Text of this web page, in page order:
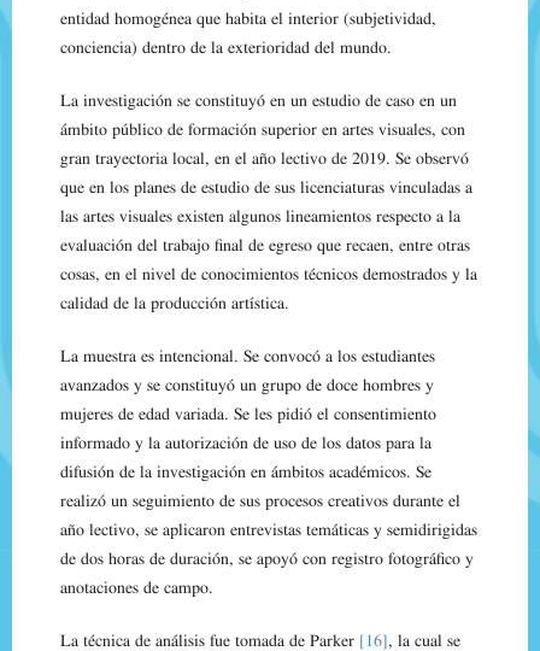
entidad homogénea que habita el interior (subjetividad,
conciencia) dentro de la exterioridad del mundo.
La investigación se constituyó en un estudio de caso en un
ámbito público de formación superior en artes visuales, con
gran trayectoria local, en el año lectivo de 2019. Se observó
que en los planes de estudio de sus licenciaturas vinculadas a
las artes visuales existen algunos lineamientos respecto a la
evaluación del trabajo final de egreso que recaen, entre otras
cosas, en el nivel de conocimientos técnicos demostrados y la
calidad de la producción artística.
La muestra es intencional. Se convocó a los estudiantes
avanzados y se constituyó un grupo de doce hombres y
mujeres de edad variada. Se les pidió el consentimiento
informado y la autorización de uso de los datos para la
difusión de la investigación en ámbitos académicos. Se
realizó un seguimiento de sus procesos creativos durante el
año lectivo, se aplicaron entrevistas temáticas y semidirigidas
de dos horas de duración, se apoyó con registro fotográfico y
anotaciones de campo.
La técnica de análisis fue tomada de Parker [16], la cual se